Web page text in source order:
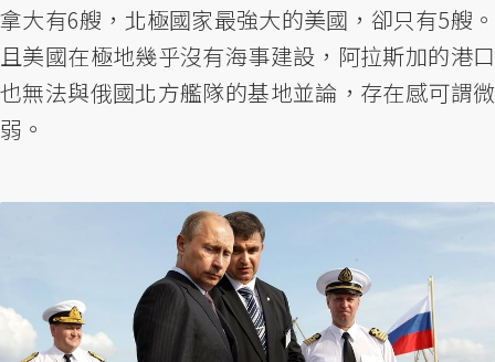
拿大有6艘，北極國家最強大的美國，卻只有5艘。
且美國在極地幾乎沒有海事建設，阿拉斯加的港口
也無法與俄國北方艦隊的基地並論，存在感可謂微
弱。